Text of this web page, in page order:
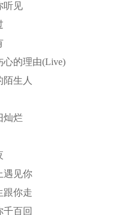
听见
心的理由(Live)
陌生人
灿烂
遇见你
跟你走
千百回